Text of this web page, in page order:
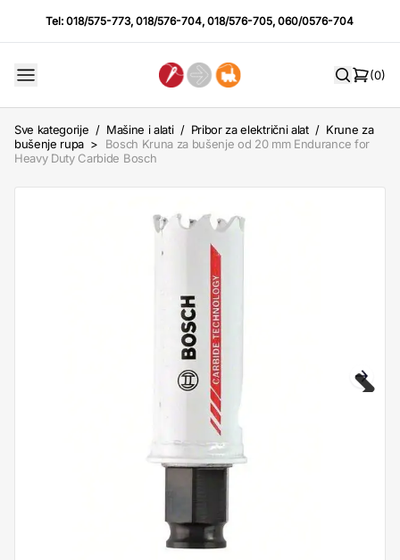
Tel:018/575-773,018/576-704,018/576-705,060/0576-704
(0)
Sve kategorije / Mašine i alati / Pribor za električni alat / Krune za
bušenje rupa > Bosch Kruna za bušenje od 20 mm Endurance for
Heavy Duty Carbide Bosch